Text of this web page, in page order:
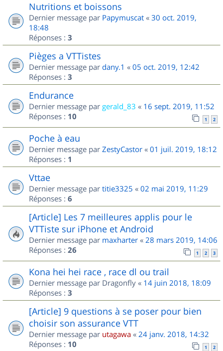
Nutritions et boissons
Dernier message par Papymuscat « 30 oct. 2019,
18:48
Réponses : 3
Pièges a VTTistes
Dernier message par dany.1 « 05 oct. 2019, 12:42
Réponses : 3
Endurance
Dernier message par gerald_83 « 16 sept. 2019, 11:52
Réponses : 10 1 2
Poche à eau
Dernier message par ZestyCastor « 01 juil. 2019, 18:12
Réponses : 1
Vttae
Dernier message par titie3325 « 02 mai 2019, 11:29
Réponses : 6
[Article] Les 7 meilleures applis pour le
VTTiste sur iPhone et Android
Dernier message par maxharter « 28 mars 2019, 14:06
Réponses : 26 1 2 3
Kona hei hei race , race dl ou trail
Dernier message par Dragonfly « 14 juin 2018, 18:09
Réponses : 3
[Article] 9 questions à se poser pour bien
choisir son assurance VTT
Dernier message par utagawa « 24 janv. 2018, 14:32
Réponses : 10 1 2